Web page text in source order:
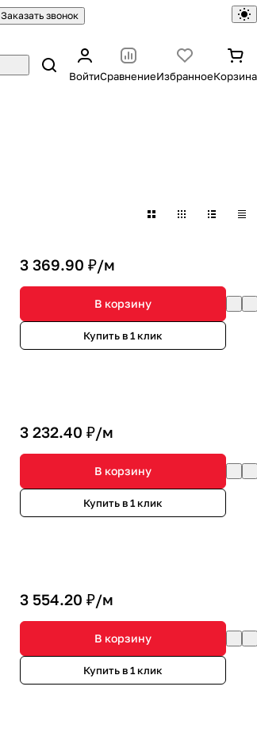
Заказать звонок
ВойтиСравнениеИзбранноеКорзина
3 369.90 ₽/м
В корзину
Купить в 1 клик
3 232.40 ₽/м
В корзину
Купить в 1 клик
3 554.20 ₽/м
В корзину
Купить в 1 клик